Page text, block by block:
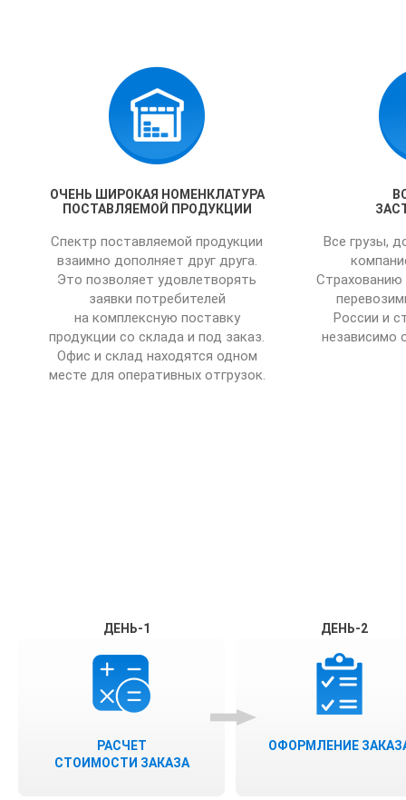
ОЧЕНЬ ШИРОКАЯ НОМЕНКЛАТУРА
ПОСТАВЛЯЕМОЙ ПРОДУКЦИИ
Спектр поставляемой продукции
взаимно дополняет друг друга.
Это позволяет удовлетворять
заявки потребителей
на комплексную поставку
продукции со склада и под заказ.
Офис и склад находятся одном
месте для оперативных отгрузок.
Все грузы,
Страхованию
России и
независимо
ДЕНЬ-1
РАСЧЕТ
СТОИМОСТИ ЗАКАЗА
ДЕНЬ-2
ОФОРМЛЕНИЕ